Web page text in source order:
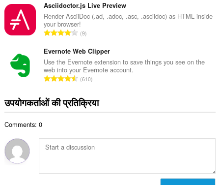
ख्या
:
ग
की
कु
ल
ख्या
:
Asciidoctor.js Live Preview
Render AsciiDoc (.ad, .adoc, .asc, .asciidoc) as HTML inside
your browser!
रे
ग
की
कु
ल
ख्या
:
9
Evernote Web Clipper
Use the Evernote extension to save things you see on the
web into your Evernote account.
रे
ग
की
सं
ख्या
610
उपयोगकर्ताओं की प्रतिक्रिया
Comments: 0